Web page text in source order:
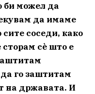
би можел да
да имаме
соседи, како
сѐ што е
го заштитам
на државата. И